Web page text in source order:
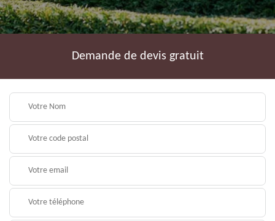
Demande de devis gratuit